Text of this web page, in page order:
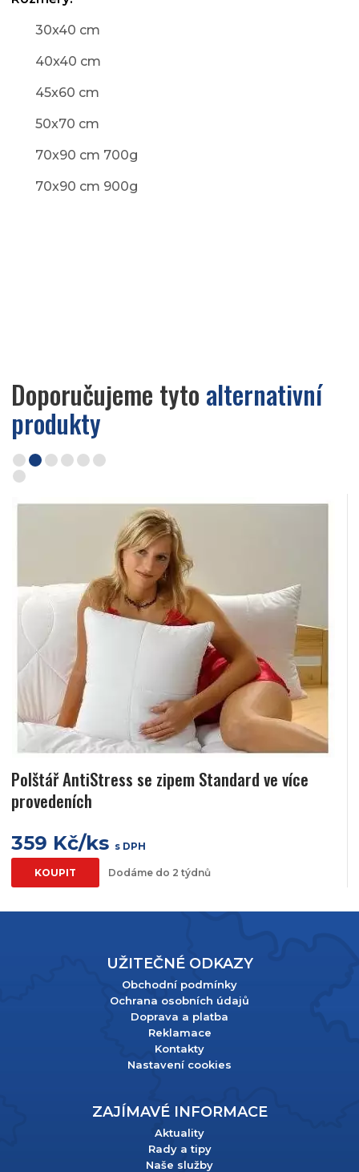
30x40 cm
40x40 cm
45x60 cm
50x70 cm
70x90 cm 700g
70x90 cm 900g
Doporučujeme tyto alternativní
produkty
Polštář AntiStress se zipem Standard ve více
provedeních
359 Kč/ks s DPH
KOUPIT Dodáme do 2 týdnů
UŽITEČNÉ ODKAZY
Obchodní podmínky
Ochrana osobních údajů
Doprava a platba
Reklamace
Kontakty
Nastavení cookies
ZAJÍMAVÉ INFORMACE
Aktuality
Rady a tipy
Naše služby